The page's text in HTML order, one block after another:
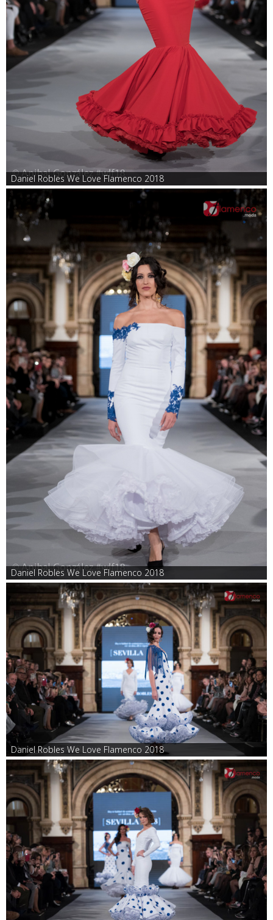
Daniel Robles We Love Flamenco 2018
Daniel Robles We Love Flamenco 2018
Daniel Robles We Love Flamenco 2018